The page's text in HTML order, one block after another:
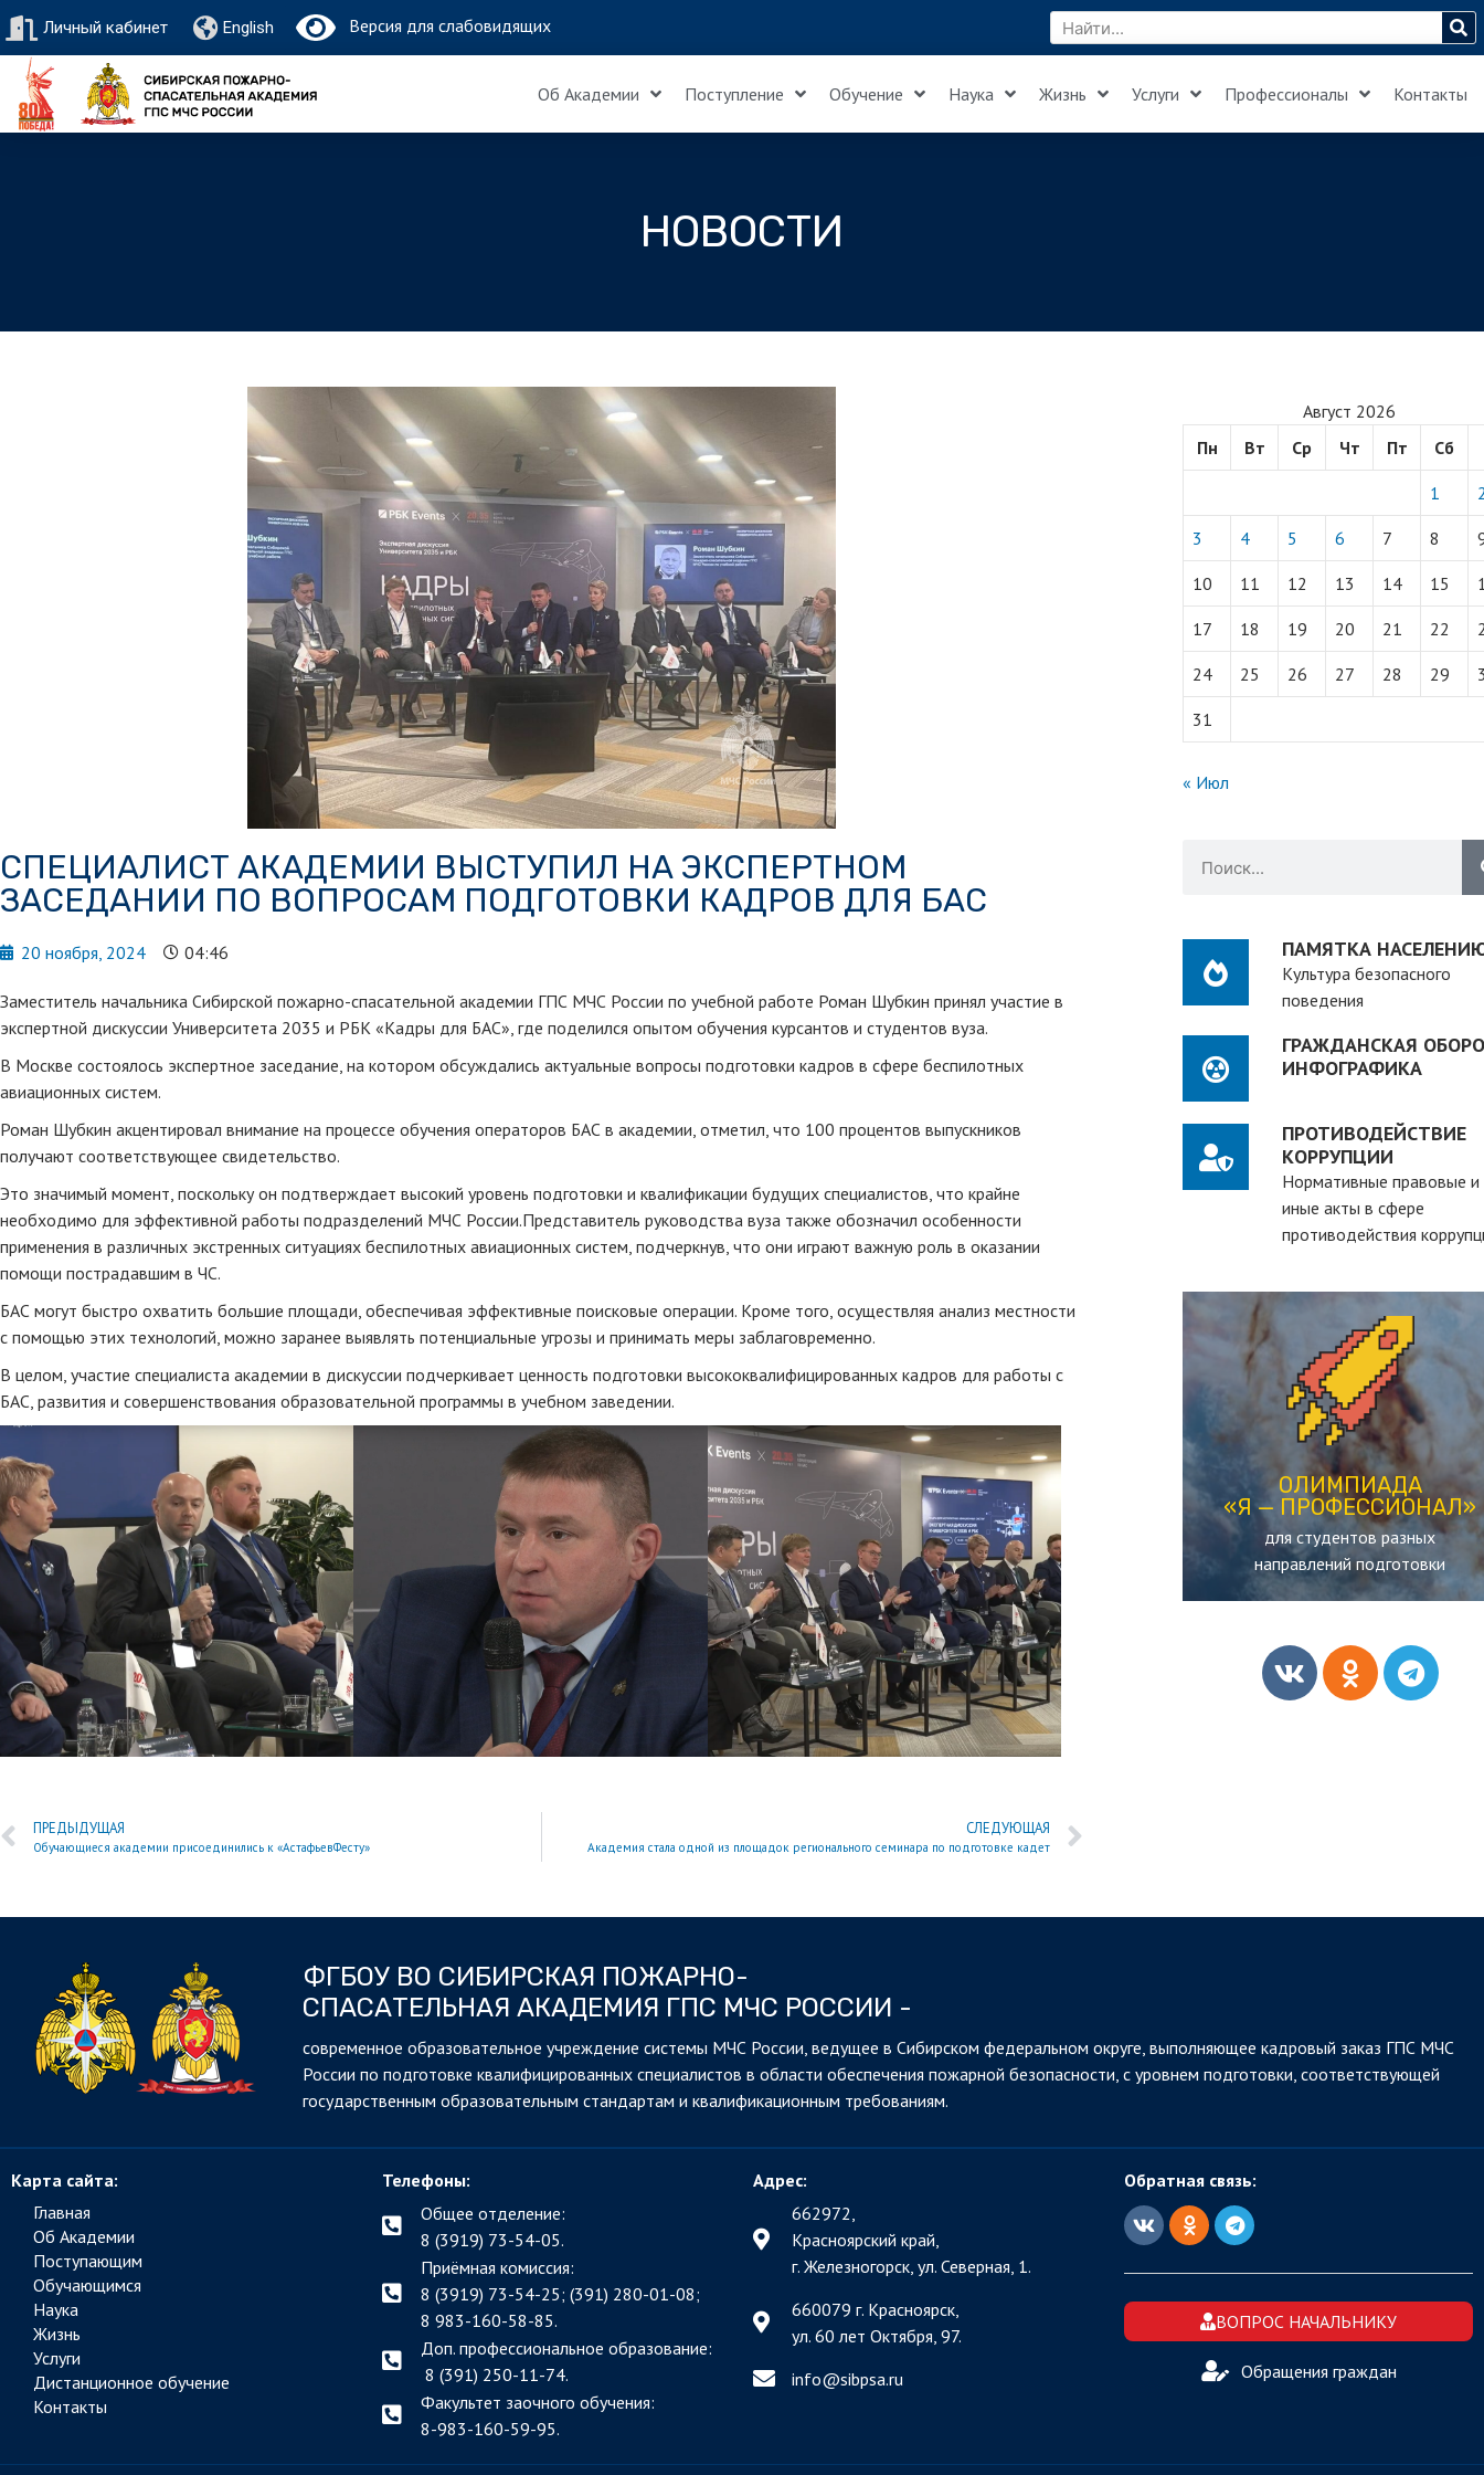
Личный кабинет English Версия для слабовидящих
Об Академии Поступление Обучение Наука Жизнь Услуги Профессионалы Контакты
НОВОСТИ
СПЕЦИАЛИСТ АКАДЕМИИ ВЫСТУПИЛ НА ЭКСПЕРТНОМ
ЗАСЕДАНИИ ПО ВОПРОСАМ ПОДГОТОВКИ КАДРОВ ДЛЯ БАС
20 ноября, 2024 04:46
Заместитель начальника Сибирской пожарно-спасательной академии ГПС МЧС России по учебной работе Роман Шубкин принял участие в
экспертной дискуссии Университета 2035 и РБК «Кадры для БАС», где поделился опытом обучения курсантов и студентов вуза.
В Москве состоялось экспертное заседание, на котором обсуждались актуальные вопросы подготовки кадров в сфере беспилотных
авиационных систем.
Роман Шубкин акцентировал внимание на процессе обучения операторов БАС в академии, отметил, что 100 процентов выпускников
получают соответствующее свидетельство.
Это значимый момент, поскольку он подтверждает высокий уровень подготовки и квалификации будущих специалистов, что крайне
необходимо для эффективной работы подразделений МЧС России.Представитель руководства вуза также обозначил особенности
применения в различных экстренных ситуациях беспилотных авиационных систем, подчеркнув, что они играют важную роль в оказании
помощи пострадавшим в ЧС.
БАС могут быстро охватить большие площади, обеспечивая эффективные поисковые операции. Кроме того, осуществляя анализ местности
с помощью этих технологий, можно заранее выявлять потенциальные угрозы и принимать меры заблаговременно.
В целом, участие специалиста академии в дискуссии подчеркивает ценность подготовки высококвалифицированных кадров для работы с
БАС, развития и совершенствования образовательной программы в учебном заведении.
ПРЕДЫДУЩАЯ
Обучающиеся академии присоединились к «АстафьевФесту»
СЛЕДУЮЩАЯ
Академия стала одной из площадок регионального семинара по подготовке кадет
Август 2026
Пн
Вт Ср Чт Пт Сб
1
3 4 5 6 7 8
10 11 12 13 14 15
17 18 19 20 21 22
24 25 26 27 28 29
31
« Июл
ПАМЯТКА
Культура безопасного
поведения
ГРАЖДАНСКАЯ
ИНФОГРАФИКА
ПРОТИВОДЕЙСТВИЕ
КОРРУПЦИИ
Нормативные правовые и
иные акты в сфере
противодействия
ОЛИМПИАДА
«Я — ПРОФЕССИОНАЛ»
для студентов разных
направлений подготовки
ОЛИМПИАДА
«Я — ПРОФЕССИОНАЛ»
студенческая олимпиада,
рассчитанная на действующих
студентов вузов
ПЕРЕЙТИ
ФГБОУ ВО СИБИРСКАЯ ПОЖАРНО-
СПАСАТЕЛЬНАЯ АКАДЕМИЯ ГПС МЧС РОССИИ -
cовременное образовательное учреждение системы МЧС России, ведущее в Сибирском федеральном округе, выполняющее кадровый заказ ГПС МЧС
России по подготовке квалифицированных специалистов в области обеспечения пожарной безопасности, с уровнем подготовки, соответствующей
государственным образовательным стандартам и квалификационным требованиям.
Карта сайта:
Главная
Об Академии
Поступающим
Обучающимся
Наука
Жизнь
Услуги
Дистанционное обучение
Контакты
Телефоны:
Общее отделение:
8 (3919) 73-54-05.
Приёмная комиссия:
8 (3919) 73-54-25; (391) 280-01-08;
8 983-160-58-85.
Доп. профессиональное образование:
8 (391) 250-11-74.
Факультет заочного обучения:
8-983-160-59-95.
Адрес:
662972,
Красноярский край,
г. Железногорск, ул. Северная, 1.
660079 г. Красноярск,
ул. 60 лет Октября, 97.
info@sibpsa.ru
Обратная связь:
ВОПРОС НАЧАЛЬНИКУ
Обращения граждан